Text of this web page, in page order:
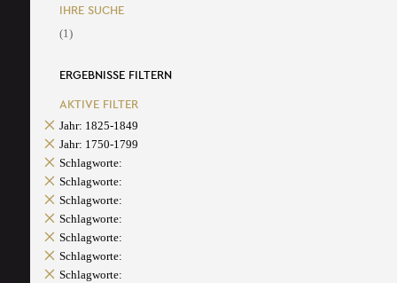
IHRE SUCHE
(1)
ERGEBNISSE FILTERN
AKTIVE FILTER
Jahr: 1825-1849
Jahr: 1750-1799
Schlagworte:
Schlagworte:
Schlagworte:
Schlagworte:
Schlagworte:
Schlagworte:
Schlagworte: